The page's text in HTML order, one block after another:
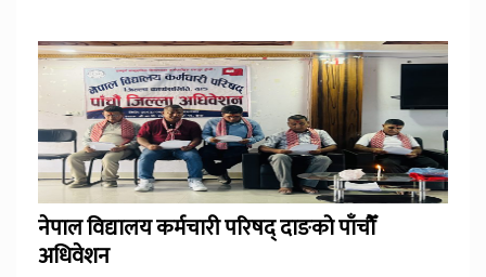
नेपाल विद्यालय कर्मचारी परिषद् दाङको पाँचौँ
अधिवेशन